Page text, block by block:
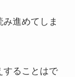
進めてしま
することはで